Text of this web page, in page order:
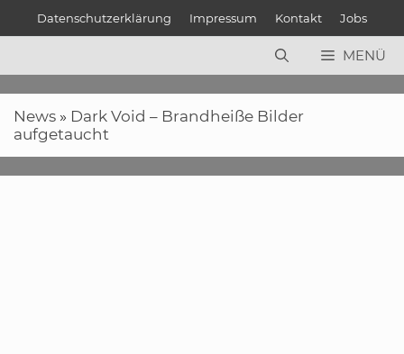
Datenschutzerklärung Impressum Kontakt Jobs
MENÜ
News » Dark Void – Brandheiße Bilder
aufgetaucht